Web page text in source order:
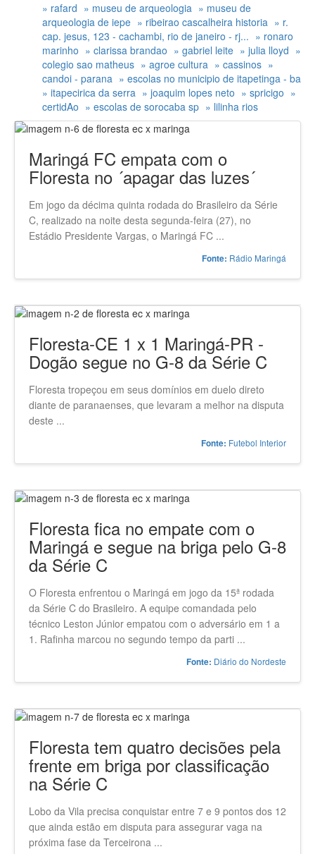
» rafard » museu de arqueologia » museu de
arqueologia de iepe » ribeirao cascalheira historia » r.
cap. jesus, 123 - cachambi, rio de janeiro - rj... » ronaro
marinho » clarissa brandao » gabriel leite » julia lloyd »
colegio sao matheus » agroe cultura » cassinos »
candoi - parana » escolas no municipio de itapetinga - ba
» itapecirica da serra » joaquim lopes neto » spricigo »
certidAo » escolas de sorocaba sp » lilinha rios
Maringá FC empata com o
Floresta no ´apagar das luzes´
Em jogo da décima quinta rodada do Brasileiro da Série
C, realizado na noite desta segunda-feira (27), no
Estádio Presidente Vargas, o Maringá FC ...
Fonte: Rádio Maringá
Floresta-CE 1 x 1 Maringá-PR -
Dogão segue no G-8 da Série C
Floresta tropeçou em seus domínios em duelo direto
diante de paranaenses, que levaram a melhor na disputa
deste ...
Fonte: Futebol Interior
Floresta fica no empate com o
Maringá e segue na briga pelo G-8
da Série C
O Floresta enfrentou o Maringá em jogo da 15ª rodada
da Série C do Brasileiro. A equipe comandada pelo
técnico Leston Júnior empatou com o adversário em 1 a
1. Rafinha marcou no segundo tempo da parti ...
Fonte: Diário do Nordeste
Floresta tem quatro decisões pela
frente em briga por classificação
na Série C
Lobo da Vila precisa conquistar entre 7 e 9 pontos dos 12
que ainda estão em disputa para assegurar vaga na
próxima fase da Terceirona ...